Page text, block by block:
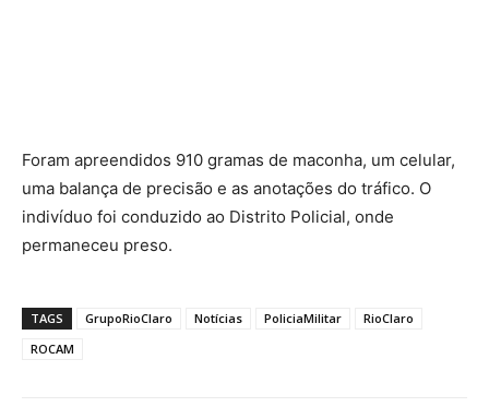
Foram apreendidos 910 gramas de maconha, um celular,
uma balança de precisão e as anotações do tráfico. O
indivíduo foi conduzido ao Distrito Policial, onde
permaneceu preso.
TAGS GrupoRioClaro Notícias PoliciaMilitar
RioClaro
ROCAM